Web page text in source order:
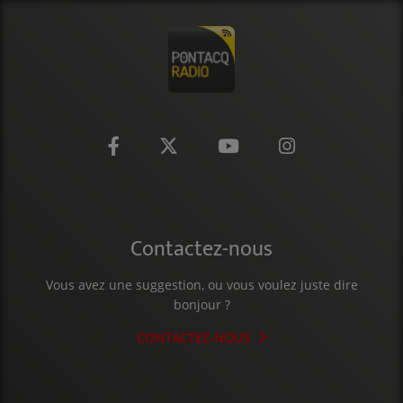
Contactez-nous
Vous avez une suggestion, ou vous voulez juste dire
bonjour ?
CONTACTEZ-NOUS